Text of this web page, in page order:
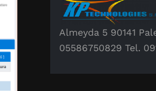
Almeyda 5 90141
05586750829 Tel.